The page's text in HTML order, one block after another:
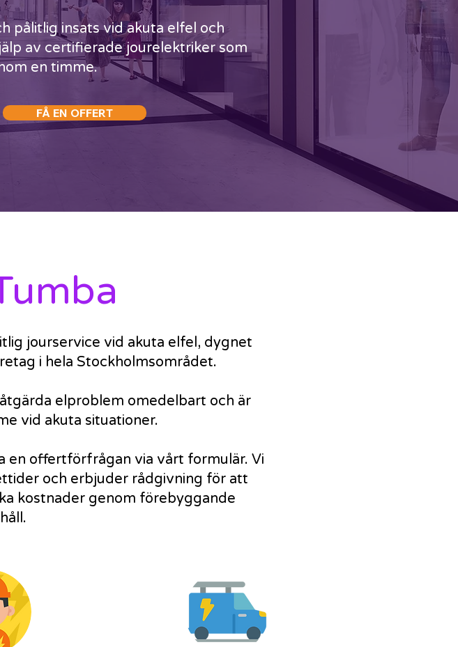
pålitlig insats vid akuta elfel och
av certifierade jourelektriker som
en timme.
FÅ EN OFFERT
jourservice vid akuta elfel, dygnet
i hela Stockholmsområdet.
elproblem omedelbart och är
vid akuta situationer.
en offertförfrågan via vårt formulär. Vi
och erbjuder rådgivning för att
kostnader genom förebyggande